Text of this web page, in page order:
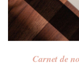
Carnet de